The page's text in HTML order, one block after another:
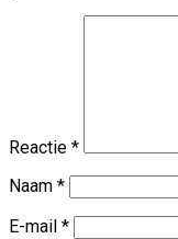
Reactie *
Naam *
E-mail *